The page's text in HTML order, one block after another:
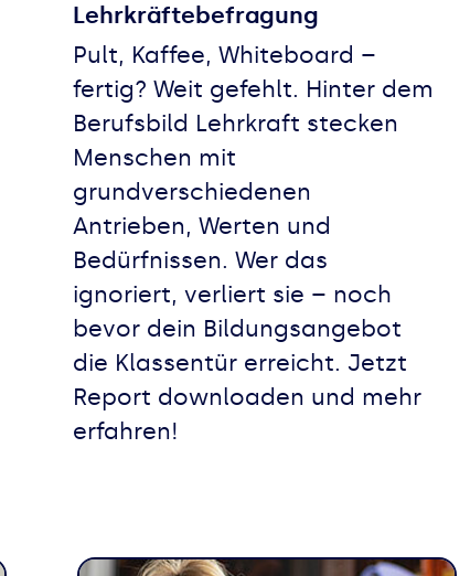
Lehrkräftebefragung
Pult, Kaffee, Whiteboard –
fertig? Weit gefehlt. Hinter dem
Berufsbild Lehrkraft stecken
Menschen mit
grundverschiedenen
Antrieben, Werten und
Bedürfnissen. Wer das
ignoriert, verliert sie – noch
bevor dein Bildungsangebot
die Klassentür erreicht. Jetzt
Report downloaden und mehr
erfahren!